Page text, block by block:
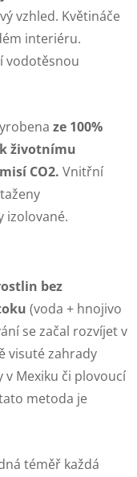
vzhled. Květináče
interiéru.
vodotěsnou
ze 100%
životnímu
CO2. Vnitřní
izolované.
bez
(voda + hnojivo
se začal rozvíjet v
visuté zahrady
v Mexiku či plovoucí
metoda je
téměř každá